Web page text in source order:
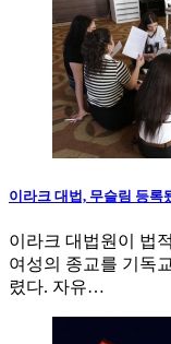
이라크 대법, 무슬림 등록
이라크 대법원이 법
여성의 종교를 기독
렸다. 자유…